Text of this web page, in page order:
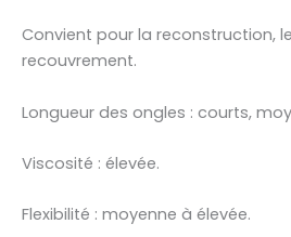
Convient pour la reconstruction,
recouvrement.
Longueur des ongles : courts,
Viscosité : élevée.
Flexibilité : moyenne à élevée.